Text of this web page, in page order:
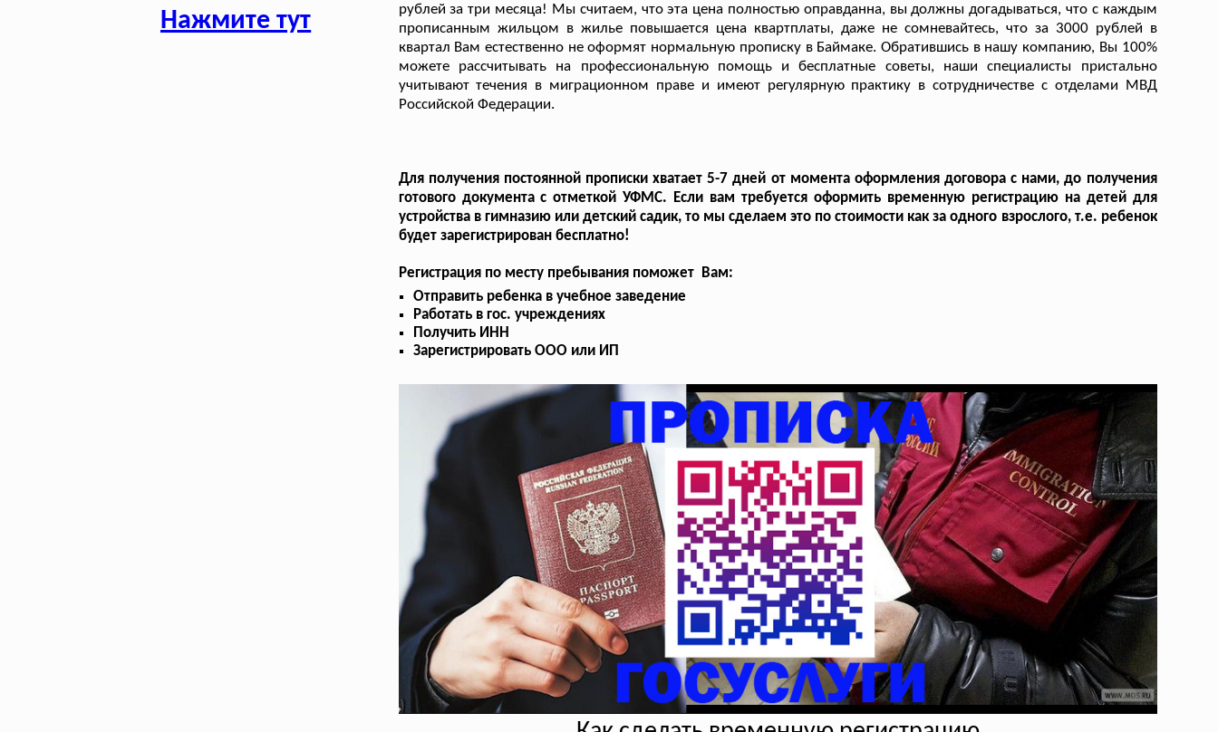
Нажмите тут
рублей за три месяца! Мы считаем, что эта цена полностью оправданна, вы должны догадываться, что с каждым
прописанным жильцом в жилье повышается цена квартплаты, даже не сомневайтесь, что за 3000 рублей в
квартал Вам естественно не оформят нормальную прописку в Баймаке. Обратившись в нашу компанию, Вы 100%
можете рассчитывать на профессиональную помощь и бесплатные советы, наши специалисты пристально
учитывают течения в миграционном праве и имеют регулярную практику в сотрудничестве с отделами МВД
Российской Федерации.
Для получения постоянной прописки хватает 5-7 дней от момента оформления договора с нами, до получения
готового документа с отметкой УФМС. Если вам требуется оформить временную регистрацию на детей для
устройства в гимназию или детский садик, то мы сделаем это по стоимости как за одного взрослого, т.е. ребенок
будет зарегистрирован бесплатно!
Регистрация по месту пребывания поможет Вам:
Отправить ребенка в учебное заведение
Работать в гос. учреждениях
Получить ИНН
Зарегистрировать ООО или ИП